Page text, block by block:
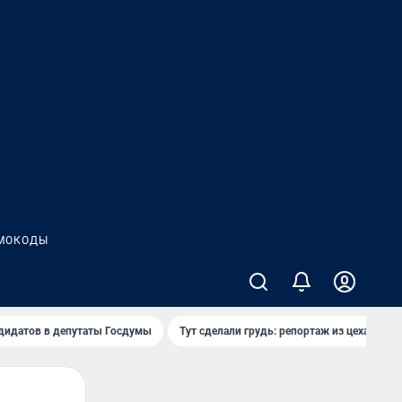
в депутаты Госдумы Тут сделали грудь: репортаж из цеха